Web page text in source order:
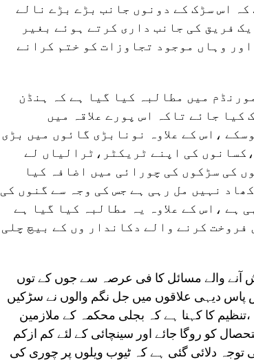
اس سڑک کے دونوں جانب بڑے بڑے نالے
فریق کی جانب داری کرتے ہوئے بغیر
وہاں موجود تجاوزات کو ختم کرانے
میں مطالبہ کیا گیا ہے کہ ہنڈن
جائے تاکہ اس پورے علاقہ میں
،اس کے علاوہ نونابڑی گائوں میں بڑی
کی اپنے ٹریکٹر،ٹرالیاں لے
کی سڑکوں کی چورائی میں اضافہ کیا
نہیں مل رہی ہے جس کی وجہ سے گنوں کی
ہے ،اس کے علاوہ یہ مطالبہ کیا گیا ہے
کرنے والے دکاندار وں کے بیچ چلی
آنے والے مسائل کا فی عرصہ سے جوں کے توں
پاس دیہی علاقوں میں جل نگم والوں نے سڑکیں
کا کہنا ہے کہ بجلی محکمہ کے ملازمین
کو روگا جائے اور سینچائی کے لئے کم ازکم
دلائی گئی ہے کہ ٹیوب ویلوں پر چوری کی